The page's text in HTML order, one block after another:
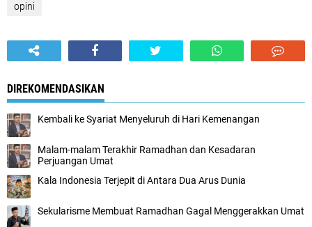
opini
DIREKOMENDASIKAN
Kembali ke Syariat Menyeluruh di Hari Kemenangan
Malam-malam Terakhir Ramadhan dan Kesadaran
Perjuangan Umat
Kala Indonesia Terjepit di Antara Dua Arus Dunia
Sekularisme Membuat Ramadhan Gagal Menggerakkan Umat